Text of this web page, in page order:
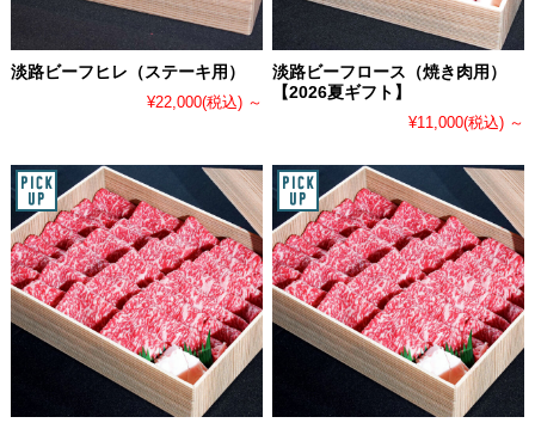
淡路ビーフヒレ（ステーキ用）
¥22,000(税込) ～
淡路ビーフロース（焼き肉用）
【2026夏ギフト】
¥11,000(税込) ～